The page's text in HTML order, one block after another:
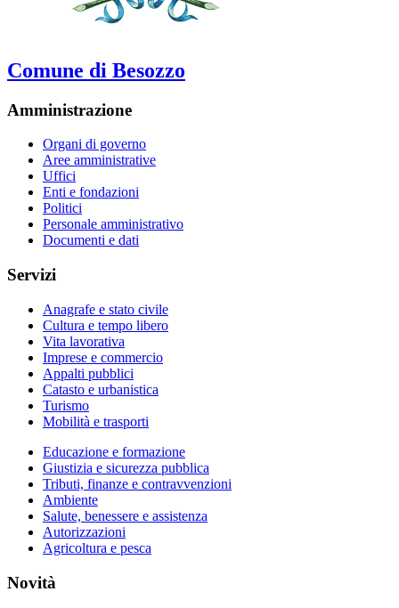
Comune di Besozzo
Amministrazione
Organi di governo
Aree amministrative
Uffici
Enti e fondazioni
Politici
Personale amministrativo
Documenti e dati
Servizi
Anagrafe e stato civile
Cultura e tempo libero
Vita lavorativa
Imprese e commercio
Appalti pubblici
Catasto e urbanistica
Turismo
Mobilità e trasporti
Educazione e formazione
Giustizia e sicurezza pubblica
Tributi, finanze e contravvenzioni
Ambiente
Salute, benessere e assistenza
Autorizzazioni
Agricoltura e pesca
Novità